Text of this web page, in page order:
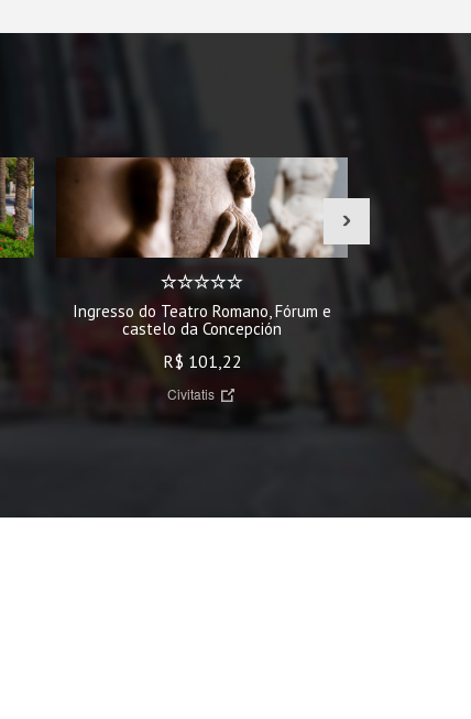
Ingresso do Teatro Romano, Fórum e
castelo da Concepción
R$ 101,22
Civitatis
›